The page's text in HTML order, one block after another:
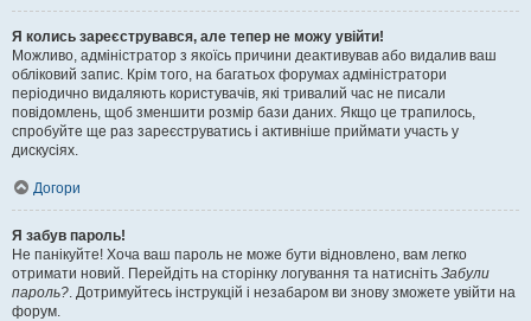
Я колись зареєструвався, але тепер не можу увійти!
Можливо, адміністратор з якоїсь причини деактивував або видалив ваш
обліковий запис. Крім того, на багатьох форумах адміністратори
періодично видаляють користувачів, які тривалий час не писали
повідомлень, щоб зменшити розмір бази даних. Якщо це трапилось,
спробуйте ще раз зареєструватись і активніше приймати участь у
дискусіях.
Догори
Я забув пароль!
Не панікуйте! Хоча ваш пароль не може бути відновлено, вам легко
отримати новий. Перейдіть на сторінку логування та натисніть Забули
пароль?. Дотримуйтесь інструкцій і незабаром ви знову зможете увійти на
форум.